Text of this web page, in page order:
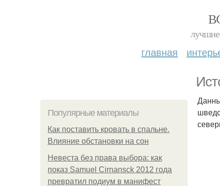
лучшие
главная
Популярные материалы
Как поставить кровать в спальне.
Влияние обстановки на сон
Невеста без права выбора: как
показ Samuel Cirnansck 2012 года
превратил подиум в манифест